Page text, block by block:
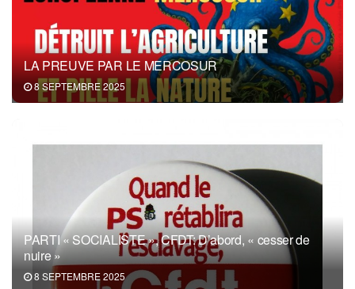
LA PREUVE PAR LE MERCOSUR
8 SEPTEMBRE 2025
PARTI « SOCIALISTE », CFDT: D’abord, « cesser de
nuire »
8 SEPTEMBRE 2025